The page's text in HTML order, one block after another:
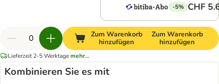
-5% CHF
Zum Warenkorb
hinzufügen
Zum Warenkorb
hinzufügen
Lieferzeit 2-5 Werktagemehr...
Kombinieren Sie es mit